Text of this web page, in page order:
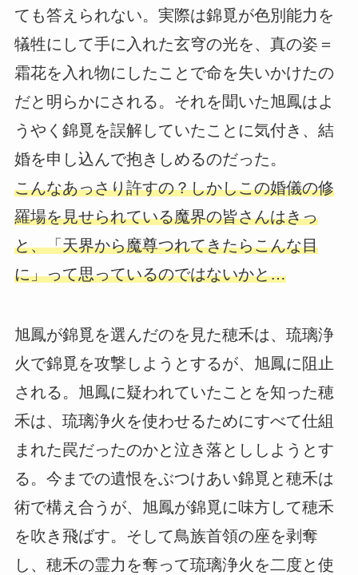
ても答えられない。実際は錦覓が色別能力を
犠牲にして手に入れた玄穹の光を、真の姿＝
霜花を入れ物にしたことで命を失いかけたの
だと明らかにされる。それを聞いた旭鳳はよ
うやく錦覓を誤解していたことに気付き、結
婚を申し込んで抱きしめるのだった。
こんなあっさり許すの？しかしこの婚儀の修
羅場を見せられている魔界の皆さんはきっ
と、「天界から魔尊つれてきたらこんな目
に」って思っているのではないかと…
旭鳳が錦覓を選んだのを見た穂禾は、琉璃浄
火で錦覓を攻撃しようとするが、旭鳳に阻止
される。旭鳳に疑われていたことを知った穂
禾は、琉璃浄火を使わせるためにすべて仕組
まれた罠だったのかと泣き落とししようとす
る。今までの遺恨をぶつけあい錦覓と穂禾は
術で構え合うが、旭鳳が錦覓に味方して穂禾
を吹き飛ばす。そして鳥族首領の座を剥奪
し、穂禾の霊力を奪って琉璃浄火を二度と使